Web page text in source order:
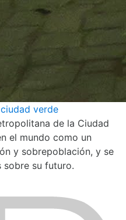
verde
de la Ciudad
el mundo como un
y sobrepoblación, y se
sobre su futuro.